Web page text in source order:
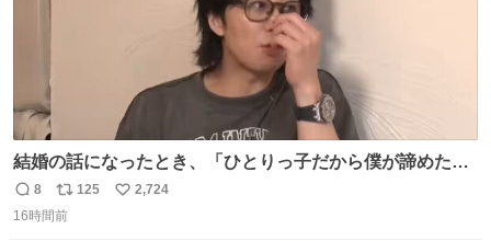
結婚の話になったとき、「ひとりっ子だから僕が諦めた瞬
間に一族が潰える」「死ぬとき1人とか嫌」だから結婚願
望は"ある"って答えたものの、結局「（結婚は）向いてね
返
信
8
リ
ポ
125
い
2,724
16時間前